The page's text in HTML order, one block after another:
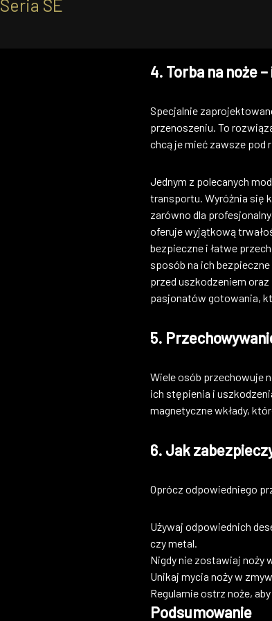
Seria SE
kuchnią. Takie etui na
skaleczeniami. To
4. Torba na noże
Specjalnie
przenoszeniu. To
chcą je mieć zawsze pod
Jednym z polecanych
transportu. Wyróżnia się
zarówno dla
oferuje wyjątkową
bezpieczne i łatwe
sposób na ich
przed uszkodzeniem
pasjonatów gotowania,
5.
Wiele osób przechowuje
ich stępienia i
magnetyczne wkłady,
6. Jak
Oprócz odpowiedniego
Używaj odpowiednich
czy metal.
Nigdy nie zostawiaj noży
Unikaj mycia noży w
Regularnie ostrz noże,
Podsumowanie